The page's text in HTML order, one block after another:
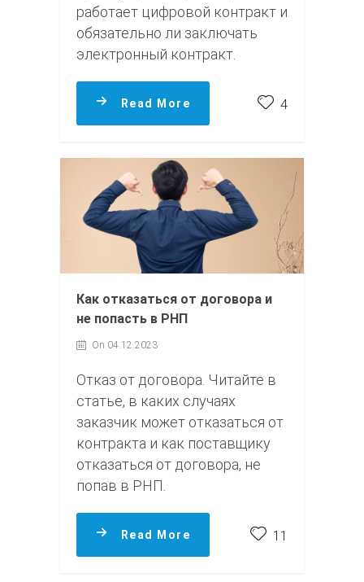
работает цифровой контракт и
обязательно ли заключать
электронный контракт.
Read More 4
Как отказаться от договора и
не попасть в РНП
On 04.12.2023
Отказ от договора. Читайте в
статье, в каких случаях
заказчик может отказаться от
контракта и как поставщику
отказаться от договора, не
попав в РНП.
Read More 11